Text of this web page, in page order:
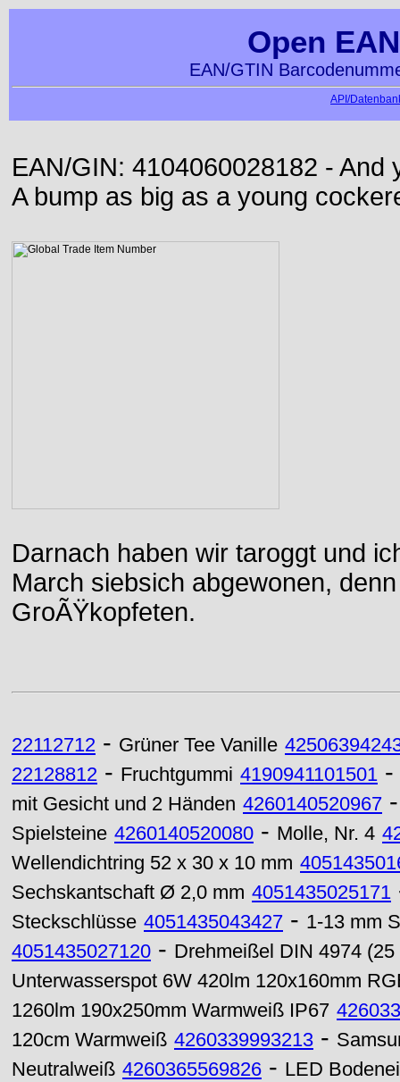
Open
EAN/GTIN
API/
EAN/GIN: 4104060028182 -
A bump as big as a young
Darnach haben wir taroggt und
March siebsich abgewonen,
GroÃŸkopfeten.
22112712 - Grüner Tee Vanille
22128812 - Fruchtgummi 4190941101501 -
mit Gesicht und 2 Händen 4260140520967
Spielsteine 4260140520080 - Molle, Nr. 4
Wellendichtring 52 x 30 x 10 mm
Sechskantschaft Ø 2,0 mm 4051435025171
Steckschlüsse 4051435043427 - 1-13 mm
4051435027120 - Drehmeißel DIN 4974
Unterwasserspot 6W 420lm 120x160mm
1260lm 190x250mm Warmweiß IP67
120cm Warmweiß 4260339993213 -
Neutralweiß 4260365569826 - LED